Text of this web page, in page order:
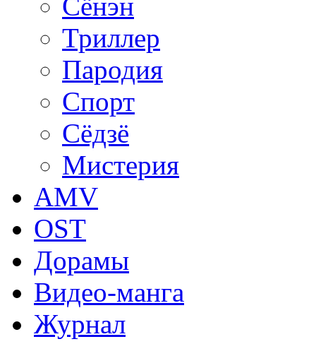
Триллер
Пародия
Спорт
Сёдзё
Мистерия
AMV
OST
Дорамы
Видео-манга
Журнал